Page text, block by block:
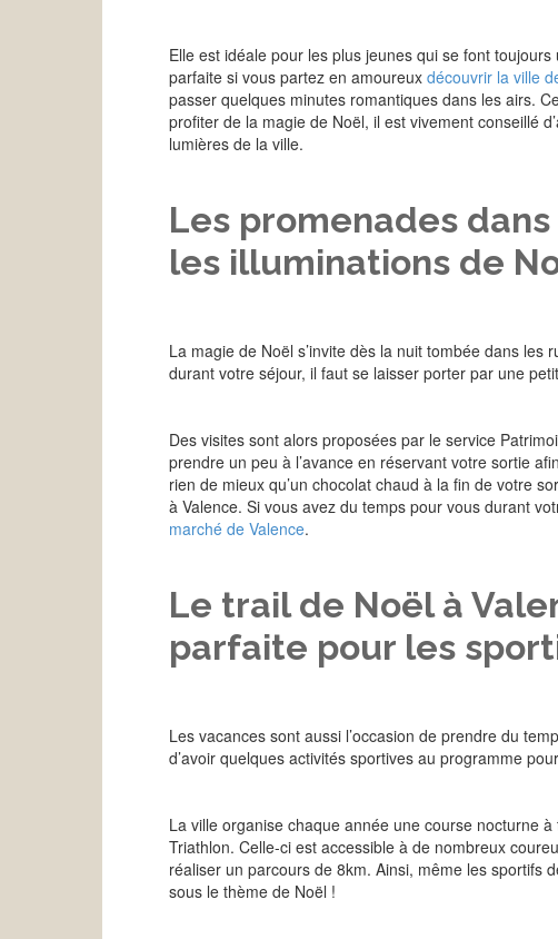
Elle est idéale pour les plus jeunes qui se font toujours
parfaite si vous partez en amoureux découvrir la ville
passer quelques minutes romantiques dans les airs.
profiter de la magie de Noël, il est vivement conseillé
lumières de la ville.
Les promenades
les illuminations de
La magie de Noël s’invite dès la nuit tombée dans
durant votre séjour, il faut se laisser porter par une
Des visites sont alors proposées par le service
prendre un peu à l’avance en réservant votre sortie
rien de mieux qu’un chocolat chaud à la fin de votre
à Valence. Si vous avez du temps pour vous durant
marché de Valence.
Le trail de Noël à
parfaite pour les
Les vacances sont aussi l’occasion de prendre du
d’avoir quelques activités sportives au programme
La ville organise chaque année une course nocturne
Triathlon. Celle-ci est accessible à de nombreux
réaliser un parcours de 8km. Ainsi, même les sportifs
sous le thème de Noël !